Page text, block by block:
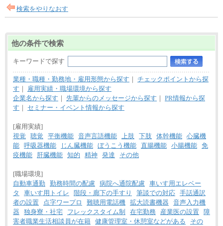
検索をやりなおす
他の条件で検索
キーワードで探す
業種・職種・勤務地・雇用形態から探す ｜ チェックポイントから探
す ｜
雇用実績・職場環境から探す
企業名から探す ｜ 先輩からのメッセージから探す ｜ PR情報から探
す ｜ セミナー・イベント情報から探す
[雇用実績]
視覚
聴覚 平衡機能 音声言語機能 上肢 下肢 体幹機能 心臓機
能 呼吸器機能 じん臓機能 ぼうこう機能 直腸機能 小腸機能 免
疫機能
肝臓機能 知的 精神 発達 その他
[職場環境]
自動車通勤
勤務時間の配慮 病院へ通院配慮 車いす用エレベー
タ
車いす用トイレ 階段・廊下の手すり 筆談での対応 手話通訳
者の設置
点字ワープロ 難聴用電話機 拡大読書機器
音声入力機
器
独身寮・社宅 フレックスタイム制 在宅勤務 産業医の設置
障
害者職業生活相談員が在籍 健康管理室・休憩室などがある
その